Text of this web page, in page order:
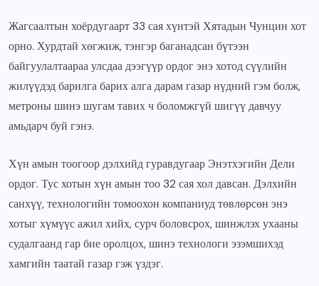
Жагсаалтын хоёрдугаарт 33 сая хүнтэй Хятадын Чунцин хот
орно. Хурдтай хөгжиж, тэнгэр баганадсан бүтээн
байгуулалтаараа улсдаа дээгүүр ордог энэ хотод сүүлийн
жилүүдэд барилга барих алга дарам газар нүдний гэм болж,
метроны шинэ шугам тавих ч боломжгүй шигүү давчуу
амьдарч буй гэнэ.
Хүн амын тоогоор дэлхийд гуравдугаар Энэтхэгийн Дели
ордог. Тус хотын хүн амын тоо 32 сая хол давсан. Дэлхийн
санхүү, технологийн томоохон компаниуд төвлөрсөн энэ
хотыг хүмүүс ажил хийх, сурч боловсрох, шинжлэх ухааны
судалгаанд гар бие оролцох, шинэ технологи эзэмшихэд
хамгийн таатай газар гэж үздэг.